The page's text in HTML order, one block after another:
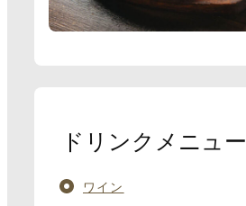
ドリンクメニュー
ワイン